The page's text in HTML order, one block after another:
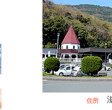
住所